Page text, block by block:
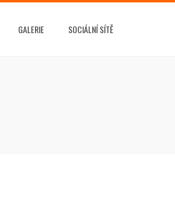
GALERIE SOCIÁLNÍ SÍTĚ